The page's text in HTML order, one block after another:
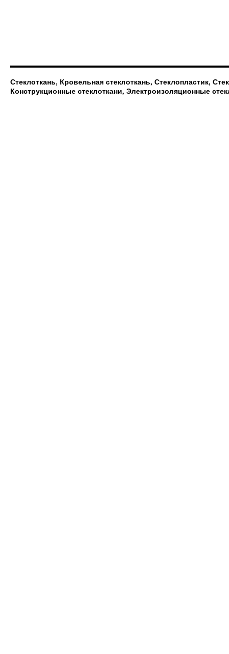
Стеклоткань, Кровельная стеклоткань, Стеклопластик,
Конструкционные стеклоткани, Электроизоляционные